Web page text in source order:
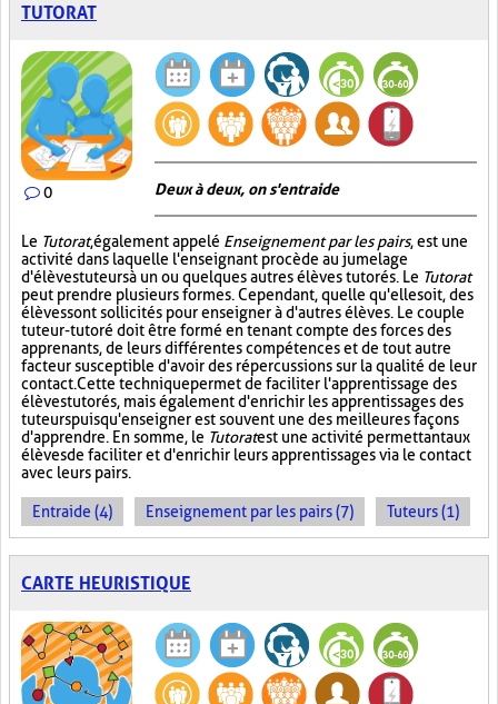
TUTORAT
0 Deux à deux, on s'entraide
Le Tutorat, également appelé Enseignement par les pairs, est une
activité dans laquelle l'enseignant procède au jumelage
d'élèves tuteurs à un ou quelques autres élèves tutorés. Le Tutorat
peut prendre plusieurs formes. Cependant, quelle qu'elle soit, des
élèves sont sollicités pour enseigner à d'autres élèves. Le couple
tuteur-tutoré doit être formé en tenant compte des forces des
apprenants, de leurs différentes compétences et de tout autre
facteur susceptible d'avoir des répercussions sur la qualité de leur
contact. Cette technique permet de faciliter l'apprentissage des
élèves tutorés, mais également d'enrichir les apprentissages des
tuteurs puisqu'enseigner est souvent une des meilleures façons
d'apprendre. En somme, le Tutoratest une activité permettant aux
élèves de faciliter et d'enrichir leurs apprentissages via le contact
avec leurs pairs.
Entraide (4) Enseignement par les pairs (7) Tuteurs (1)
CARTE HEURISTIQUE